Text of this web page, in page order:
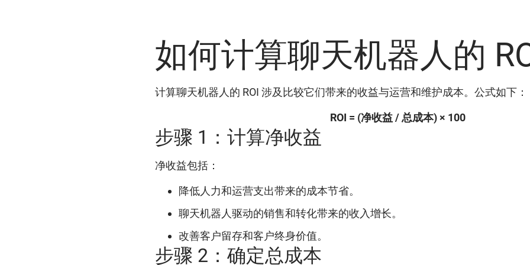
如何计算聊天机器人的
计算聊天机器人的 ROI 涉及比较它们带来的收益与运营和维护成本。公式如下：
ROI = (净收益 / 总成本) × 100
步骤 1：计算净收益
净收益包括：
降低人力和运营支出带来的成本节省。
聊天机器人驱动的销售和转化带来的收入增长。
改善客户留存和客户终身价值。
步骤 2：确定总成本